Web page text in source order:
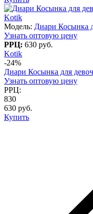
Kotik
Модель: Диари Косынка
Узнать оптовую цену
РРЦ: 630 руб.
Kotik
-24%
Диари Косынка для
Узнать оптовую цену
РРЦ:
830
630 руб.
Купить